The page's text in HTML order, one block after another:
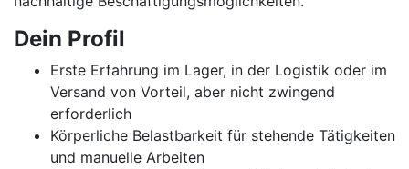
Dein Profil
Erste Erfahrung im Lager, in der Logistik oder im
Versand von Vorteil, aber nicht zwingend
erforderlich
Körperliche Belastbarkeit für stehende Tätigkeiten
und manuelle Arbeiten